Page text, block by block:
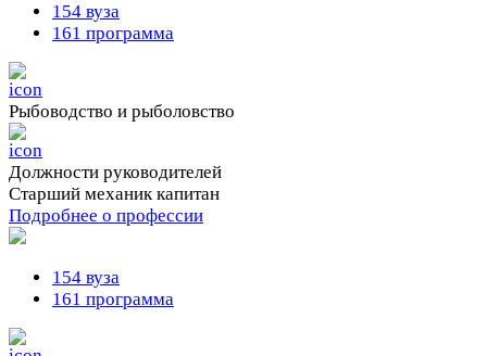
154 вуза
161 программа
Рыбоводство и рыболовство
Должности руководителей
Старший механик капитан
Подробнее о профессии
154 вуза
161 программа